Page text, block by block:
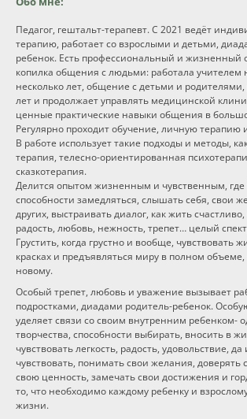
Педагог, гештальт-терапевт. С 2021 ведёт
терапию, работает со взрослыми и детьми,
ребенок. Есть профессиональный и жизненный
копилка общения с людьми: работала учителем
несколько лет, общение с детьми и родителями,
лет и продолжает управлять медицинской
ценные практические навыки общения в
Регулярно проходит обучение, личную терапию
В работе использует такие подходы и методы,
терапия, телесно-ориентированная
сказкотерапия.
Делится опытом жизненным и чувственным, где
способности замедляться, слышать себя, свои
других, выстраивать диалог, как жить счастливо,
радость, любовь, нежность, трепет… целый
Грустить, когда грустно и вообще, чувствовать
красках и предъявляться миру в полном
новому.
Особый трепет, любовь и уважение вызывает
подростками, диадами родитель-ребенок.
уделяет связи со своим внутренним ребенком-
творчества, способности выбирать, вносить в
чувствовать легкость, радость, удовольствие, да
чувствовать, понимать свои желания, доверять
свою ценность, замечать свои достижения и
то, что необходимо каждому ребенку и
жизни.